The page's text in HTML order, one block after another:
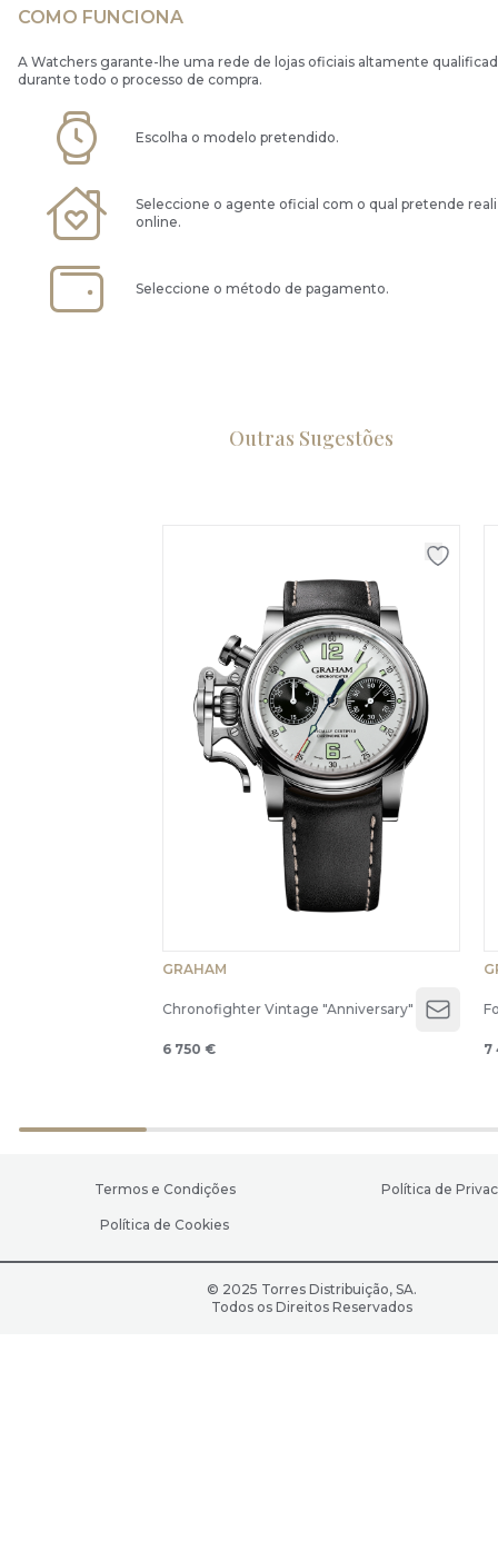
COMO FUNCIONA
A Watchers garante-lhe uma rede de lojas oficiais altamente
durante todo o processo de compra.
Escolha o modelo pretendido.
Seleccione o agente oficial com o qual pretende
online.
Seleccione o método de pagamento.
Outras Sugestões
GRAHAM
Chronofighter Vintage "Anniversary"
Open
6 750 € 7
Termos e Condições Política de
Política de Cookies
© 2025 Torres Distribuição, SA.
Todos os Direitos Reservados